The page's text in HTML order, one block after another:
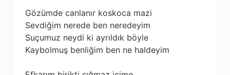
Gözümde canlanır koskoca mazi
Sevdiğim nerede ben neredeyim
Suçumuz neydi ki ayrıldık böyle
Kaybolmuş benliğim ben ne haldeyim